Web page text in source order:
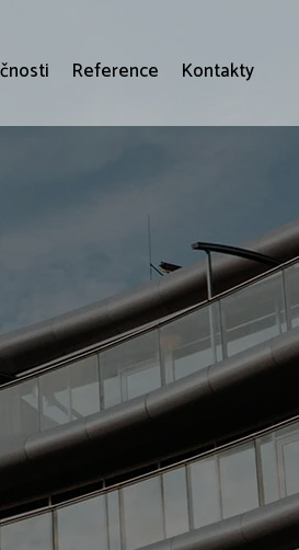
Reference Kontakty